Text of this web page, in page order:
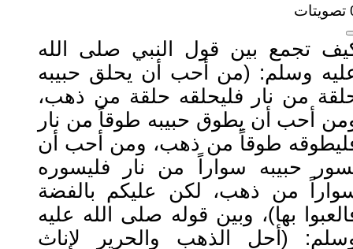
تصويتات
تجمع بين قول النبي صلى الله
وسلم: (من أحب أن يحلق حبيبه
من نار فليحلقه حلقة من ذهب،
أحب أن يطوق حبيبه طوقاً من نار
طوقاً من ذهب، ومن أحب أن
حبيبه سواراً من نار فليسوره
من ذهب، لكن عليكم بالفضة
بها)، وبين قوله صلى الله عليه
(أحل الذهب والحرير لإناث